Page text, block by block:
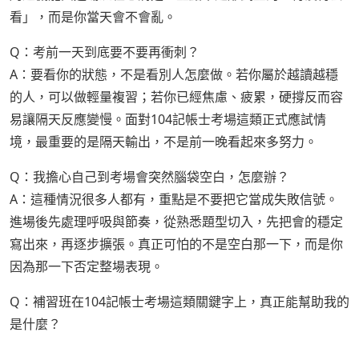
看」，而是你當天會不會亂。
Q：考前一天到底要不要再衝刺？
A：要看你的狀態，不是看別人怎麼做。若你屬於越讀越穩
的人，可以做輕量複習；若你已經焦慮、疲累，硬撐反而容
易讓隔天反應變慢。面對104記帳士考場這類正式應試情
境，最重要的是隔天輸出，不是前一晚看起來多努力。
Q：我擔心自己到考場會突然腦袋空白，怎麼辦？
A：這種情況很多人都有，重點是不要把它當成失敗信號。
進場後先處理呼吸與節奏，從熟悉題型切入，先把會的穩定
寫出來，再逐步擴張。真正可怕的不是空白那一下，而是你
因為那一下否定整場表現。
Q：補習班在104記帳士考場這類關鍵字上，真正能幫助我的
是什麼？